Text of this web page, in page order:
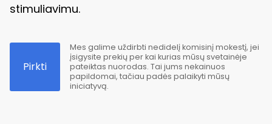
stimuliavimu.
Pirkti
Mes galime uždirbti nedidelį komisinį mokestį, jei
įsigysite prekių per kai kurias mūsų svetainėje
pateiktas nuorodas. Tai jums nekainuos
papildomai, tačiau padės palaikyti mūsų
iniciatyvą.